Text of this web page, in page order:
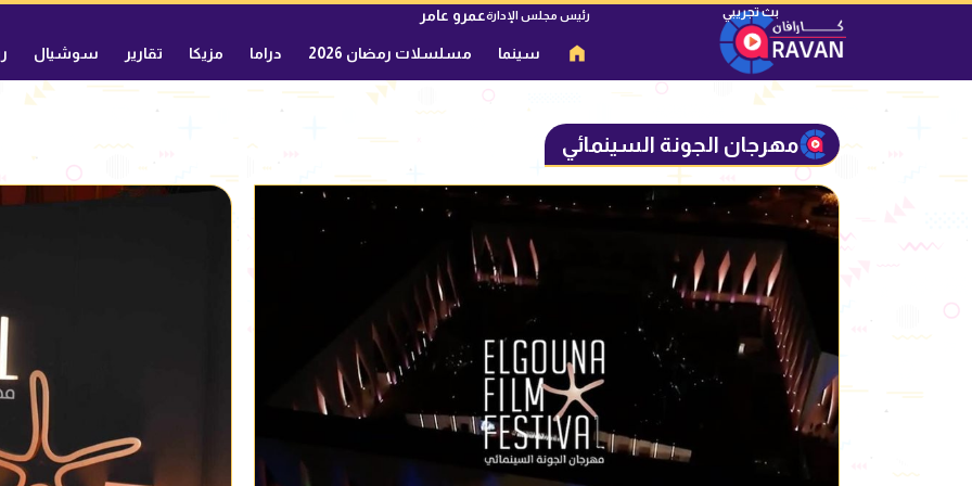
رئيس مجلس الإدارةعمرو عامر
سينما مسلسلات رمضان 2026 دراما مزيكا تقارير سوشيال
مهرجان الجونة السينمائي